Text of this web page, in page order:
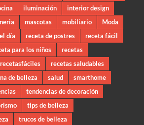
iluminación
interior design
mascotas mobiliario
Moda
día receta de postres
receta fácil
para los niños
recetas
recetasfáciles
recetas saludables
de belleza salud
smarthome
tendencias de decoración
tips de belleza
trucos de belleza